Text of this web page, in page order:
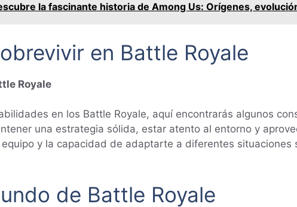
la fascinante historia de Among Us: Orígenes,
en Battle Royale
Royale
en los Battle Royale, aquí encontrarás algunos
una estrategia sólida, estar atento al entorno y
y la capacidad de adaptarte a diferentes situaciones
de Battle Royale